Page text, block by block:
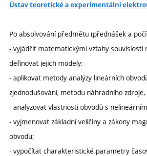
Ústav teoretické a experimentální
Po absolvování předmětu (přednášek a
- vyjádřit matematickými vztahy souvislosti
definovat jejich modely;
- aplikovat metody analýzy lineárních
zjednodušování, metodu náhradního
- analyzovat vlastnosti obvodů s
- vyjmenovat základní veličiny a zákony
obvodu;
- vypočítat charakteristické parametry